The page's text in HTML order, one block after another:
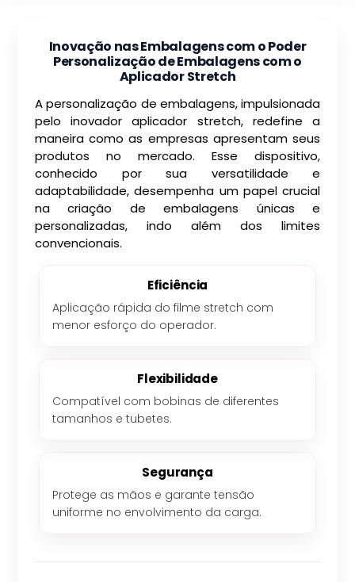
Inovação nas Embalagens com o Poder
Personalização de Embalagens com o
Aplicador Stretch
A personalização de embalagens, impulsionada
pelo inovador aplicador stretch, redefine a
maneira como as empresas apresentam seus
produtos no mercado. Esse dispositivo,
conhecido por sua versatilidade e
adaptabilidade, desempenha um papel crucial
na criação de embalagens únicas e
personalizadas, indo além dos limites
convencionais.
Eficiência
Aplicação rápida do filme stretch com
menor esforço do operador.
Flexibilidade
Compatível com bobinas de diferentes
tamanhos e tubetes.
Segurança
Protege as mãos e garante tensão
uniforme no envolvimento da carga.